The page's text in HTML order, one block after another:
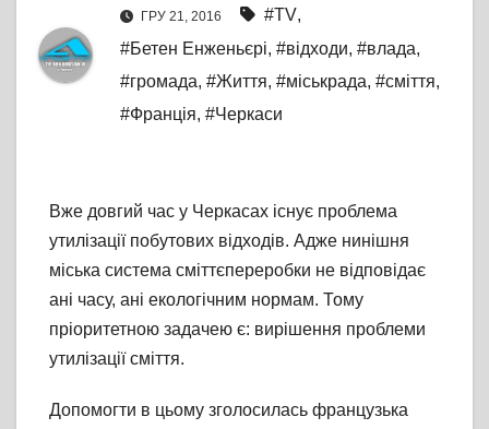
ГРУ 21, 2016 #TV,
#Бетен Енженьєрі, #відходи, #влада,
#громада, #Життя, #міськрада, #сміття,
#Франція, #Черкаси
Вже довгий час у Черкасах існує проблема
утилізації побутових відходів. Адже нинішня
міська система сміттєпереробки не відповідає
ані часу, ані екологічним нормам. Тому
пріоритетною задачею є: вирішення проблеми
утилізації сміття.
Допомогти в цьому зголосилась французька